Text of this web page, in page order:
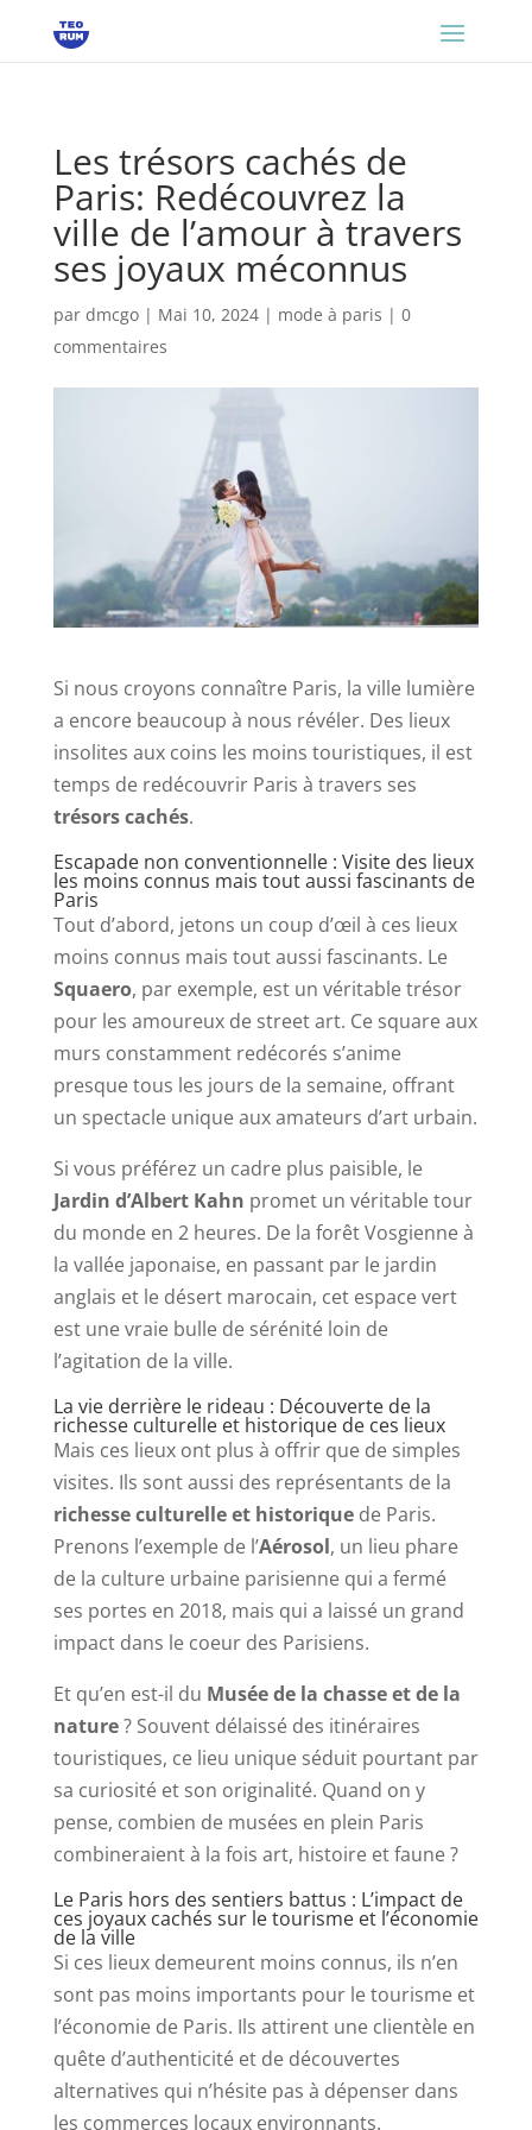
Les trésors cachés de
Paris: Redécouvrez la
ville de l’amour à travers
ses joyaux méconnus
par dmcgo| Mai 10, 2024| mode à paris | 0
commentaires
Si nous croyons connaître Paris, la ville lumière
a encore beaucoup à nous révéler. Des lieux
insolites aux coins les moins touristiques, il est
temps de redécouvrir Paris à travers ses
trésors cachés.
Escapade non conventionnelle : Visite des lieux
les moins connus mais tout aussi fascinants de
Paris
Tout d’abord, jetons un coup d’œil à ces lieux
moins connus mais tout aussi fascinants. Le
Squaero, par exemple, est un véritable trésor
pour les amoureux de street art. Ce square aux
murs constamment redécorés s’anime
presque tous les jours de la semaine, offrant
un spectacle unique aux amateurs d’art urbain.
Si vous préférez un cadre plus paisible, le
Jardin d’Albert Kahn promet un véritable tour
du monde en 2 heures. De la forêt Vosgienne à
la vallée japonaise, en passant par le jardin
anglais et le désert marocain, cet espace vert
est une vraie bulle de sérénité loin de
l’agitation de la ville.
La vie derrière le rideau : Découverte de la
richesse culturelle et historique de ces lieux
Mais ces lieux ont plus à offrir que de simples
visites. Ils sont aussi des représentants de la
richesse culturelle et historiquede Paris.
Prenons l’exemple de l’Aérosol, un lieu phare
de la culture urbaine parisienne qui a fermé
ses portes en 2018, mais qui a laissé un grand
impact dans le coeur des Parisiens.
Et qu’en est-il du Musée de la chasse et de la
nature? Souvent délaissé des itinéraires
touristiques, ce lieu unique séduit pourtant par
sa curiosité et son originalité. Quand on y
pense, combien de musées en plein Paris
combineraient à la fois art, histoire et faune ?
Le Paris hors des sentiers battus : L’impact de
ces joyaux cachés sur le tourisme et l’économie
de la ville
Si ces lieux demeurent moins connus, ils n’en
sont pas moins importants pour le tourisme et
l’économie de Paris. Ils attirent une clientèle en
quête d’authenticité et de découvertes
alternatives qui n’hésite pas à dépenser dans
les commerces locaux environnants.